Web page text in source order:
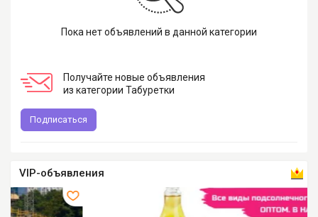
Пока нет объявлений в данной категории
Получайте новые объявления
из категории Табуретки
Подписаться
VIP-объявления